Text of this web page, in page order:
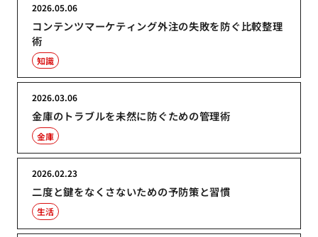
コンテンツマーケティング外注の失敗を防ぐ比較整理
術
2026.05.06
知識
金庫のトラブルを未然に防ぐための管理術
2026.03.06
金庫
二度と鍵をなくさないための予防策と習慣
2026.02.23
生活